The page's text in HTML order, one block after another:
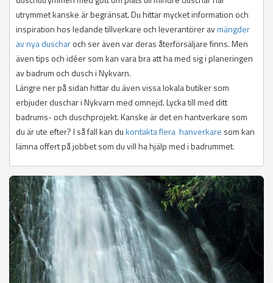
utrymmet kanske är begränsat. Du hittar mycket information och
inspiration hos ledande tillverkare och leverantörer avmängder
av nya duscharoch ser även var deras återförsäljare finns. Men
även tips och idéer som kan vara bra att ha med sig i planeringen
av badrum och dusch i Nykvarn.
Längre ner på sidan hittar du även vissa lokala butiker som
erbjuder duschar i Nykvarn med omnejd. Lycka till med ditt
badrums- och duschprojekt. Kanske är det en hantverkare som
du är ute efter? I så fall kan dukontakta flera hanverkare som kan
lämna offert på jobbet som du vill ha hjälp med i badrummet.